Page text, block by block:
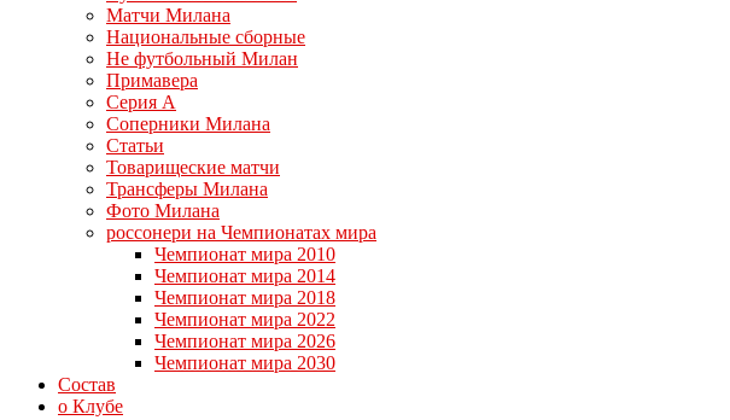
Матчи Милана
Национальные сборные
Не футбольный Милан
Примавера
Серия А
Соперники Милана
Статьи
Товарищеские матчи
Трансферы Милана
Фото Милана
россонери на Чемпионатах мира
Чемпионат мира 2010
Чемпионат мира 2014
Чемпионат мира 2018
Чемпионат мира 2022
Чемпионат мира 2026
Чемпионат мира 2030
Состав
о Клубе